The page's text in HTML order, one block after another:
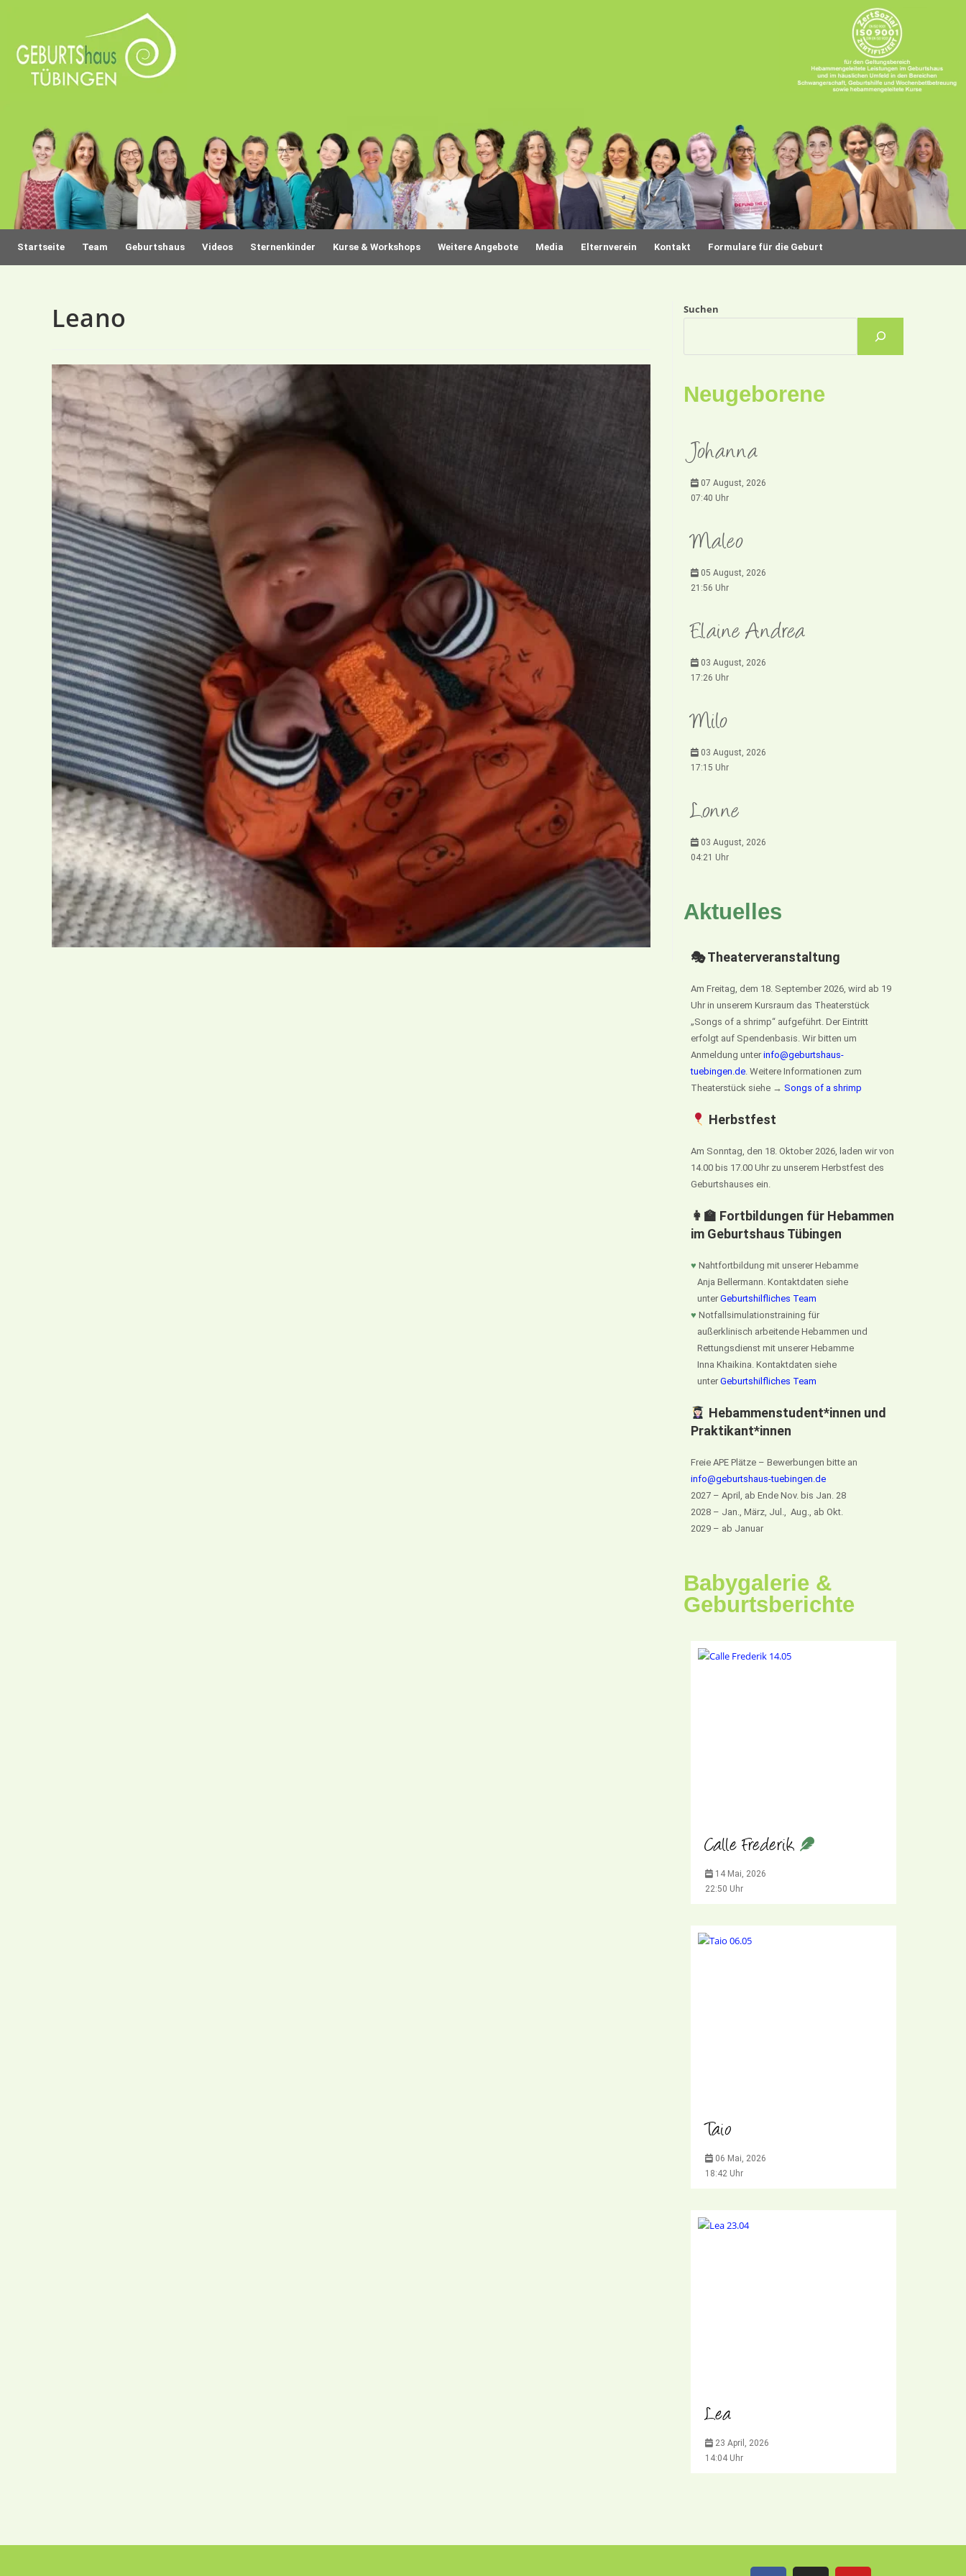
Startseite Team Geburtshaus Videos Sternenkinder Kurse & Workshops Weitere Angebote Media Elternverein Kontakt Formulare für die Geburt
Leano Suchen
Neugeborene
Johanna
07 August, 2026
07:40 Uhr
Maleo
05 August, 2026
21:56 Uhr
Elaine Andrea
03 August, 2026
17:26 Uhr
Milo
03 August, 2026
17:15 Uhr
Lonne
03 August, 2026
04:21 Uhr
Aktuelles
🎭 Theaterveranstaltung
Am Freitag, dem 18. September 2026, wird ab 19
Uhr in unserem Kursraum das Theaterstück
„Songs of a shrimp“ aufgeführt. Der Eintritt
erfolgt auf Spendenbasis. Wir bitten um
Anmeldung unter info@geburtshaus-
tuebingen.de. Weitere Informationen zum
Theaterstück siehe → Songs of a shrimp
Herbstfest
Am Sonntag, den 18. Oktober 2026, laden wir von
14.00 bis 17.00 Uhr zu unserem Herbstfest des
Geburtshauses ein.
👩‍🏫 Fortbildungen für Hebammen
im Geburtshaus Tübingen
♥ Nahtfortbildung mit unserer Hebamme
Anja Bellermann. Kontaktdaten siehe
unter Geburtshilfliches Team
♥ Notfallsimulationstraining für
außerklinisch arbeitende Hebammen und
Rettungsdienst mit unserer Hebamme
Inna Khaikina. Kontaktdaten siehe
unter Geburtshilfliches Team
Hebammenstudent*innen und
Praktikant*innen
Freie APE Plätze – Bewerbungen bitte an
info@geburtshaus-tuebingen.de
2027 – April, ab Ende Nov. bis Jan. 28
2028 – Jan., März, Jul., Aug., ab Okt.
2029 – ab Januar
Babygalerie &
Geburtsberichte
Calle Frederik
14 Mai, 2026
22:50 Uhr
Taio
06 Mai, 2026
18:42 Uhr
Lea
23 April, 2026
14:04 Uhr